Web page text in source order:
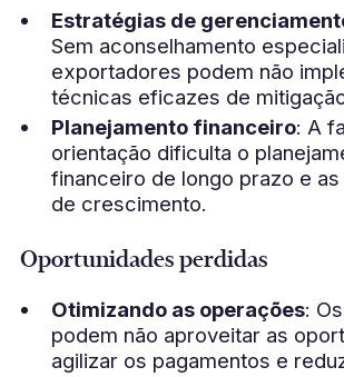
Estratégias de
Sem aconselhamento
exportadores podem não
técnicas eficazes de
Planejamento financeiro: A
orientação dificulta o
financeiro de longo prazo e
de crescimento.
Oportunidades perdidas
Otimizando as operações:
podem não aproveitar as
agilizar os pagamentos e